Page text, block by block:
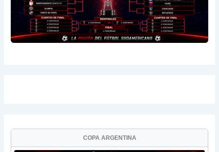
COPA ARGENTINA